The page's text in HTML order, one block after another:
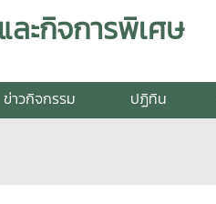
ะกิจการพิเศษ
ข่าวกิจกรรม ปฏิทิน